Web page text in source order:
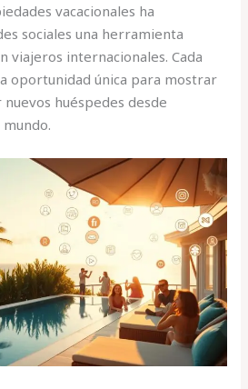
vacacionales ha
sociales una herramienta
viajeros internacionales. Cada
oportunidad única para mostrar
huéspedes desde